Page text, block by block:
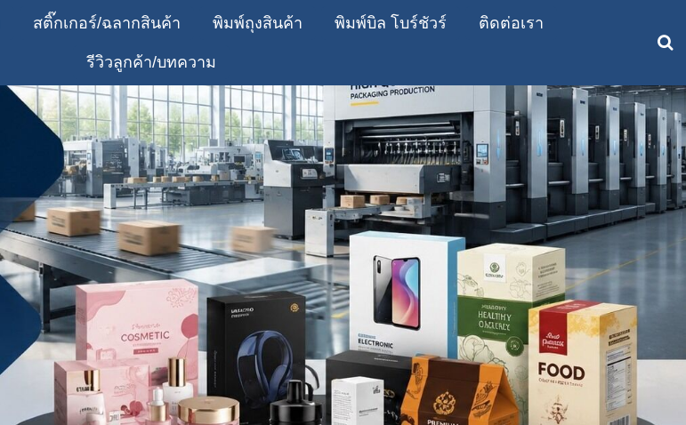
สติ๊กเกอร์/ฉลากสินค้า พิมพ์ถุงสินค้า พิมพ์บิล โบร์ชัวร์ ติดต่อเรา
รีวิวลูกค้า/บทความ